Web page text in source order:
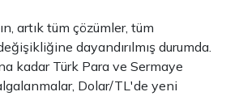
artık tüm çözümler, tüm
dayandırılmış durumda.
kadar Türk Para ve Sermaye
Dolar/TL'de yeni